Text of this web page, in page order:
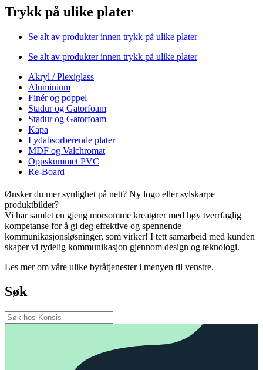
Trykk på ulike plater
Se alt av produkter innen trykk på ulike plater
Se alt av produkter innen trykk på ulike plater
Akryl / Plexiglass
Aluminium
Finér og poppel
Stadur og Gatorfoam
Stadur og Gatorfoam
Kapa
Lydabsorberende plater
MDF og Valchromat
Oppskummet PVC
Re-Board
Ønsker du mer synlighet på nett? Ny logo eller sylskarpe
produktbilder?
Vi har samlet en gjeng morsomme kreatører med høy tverrfaglig
kompetanse for å gi deg effektive og spennende
kommunikasjonsløsninger, som virker! I tett samarbeid med kunden
skaper vi tydelig kommunikasjon gjennom design og teknologi.
Les mer om våre ulike byråtjenester i menyen til venstre.
Søk